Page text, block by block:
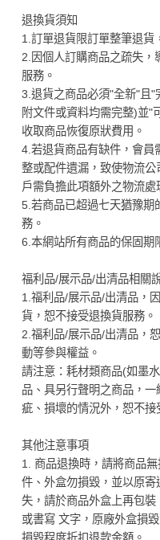
退換貨須知
1.訂單退貨限訂單整筆退貨
2.因個人訂購商品之疏失，
服務。
3.退貨之商品必須"全新"且
附文件或資料均需完整)並"
收取商品恢復原狀費用。
4.若退貨商品有缺件，會員
整或配件遺漏，致使物流
戶需負擔此項額外之物流處
5.若商品已超過七天猶豫期
務。
6.本網站所有商品的保固期
福利品/展示品/出清品相關
1.福利品/展示品/出清品，
貨，恕不接受退換貨服務。
2.福利品/展示品/出清品，
動等參與權益。
請注意：耗材類商品(如墨
品、具另行聲明之商品，
疵、損壞的情況外，恕不接
其他注意事項
1. 商品退換時，請將商品
件、外盒勿損毀，並以原
失，請於商品外盒上再包
或書寫 文字，原廠外盒損